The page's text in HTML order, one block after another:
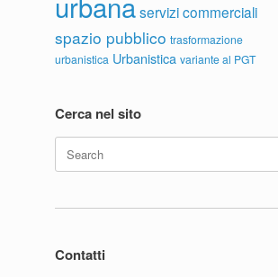
servizi commerciali
spazio pubblico trasformazione
urbanistica Urbanistica variante al PGT
Cerca nel sito
Search
for:
Contatti